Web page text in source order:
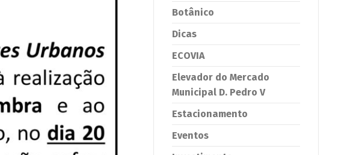
Botânico
Dicas
ECOVIA
Elevador do Mercado
Municipal D. Pedro V
Estacionamento
Eventos